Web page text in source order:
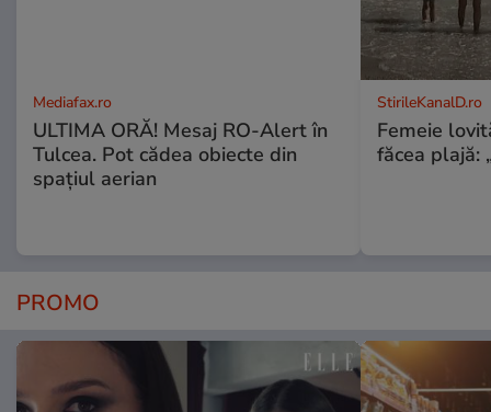
Mediafax.ro
ULTIMA ORĂ! Mesaj RO-Alert în
Tulcea. Pot cădea obiecte din
spațiul aerian
StirileKanalD.ro
Femeie
făcea plajă:
PROMO